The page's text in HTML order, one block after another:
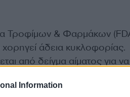
Information
Τροφίμων & Φαρμάκων
άδεια κυκλοφορίας.
από δείγμα αίματος για να